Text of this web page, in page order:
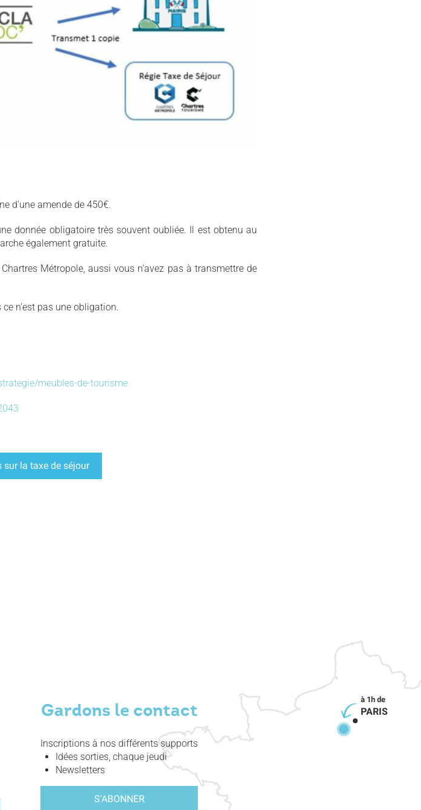
d'une amende de 450€.
donnée obligatoire très souvent oubliée. Il est obtenu au
également gratuite.
Métropole, aussi vous n'avez pas à transmettre de
n'est pas une obligation.
meubles-de-tourisme
sur la taxe de séjour
Gardons le contact
Inscriptions à nos différents supports
Idées sorties, chaque jeudi
Newsletters
S'ABONNER
PARIS